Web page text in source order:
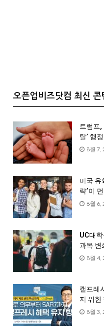
오픈업비즈닷컴 최신 콘
트럼프,
탈’ 행
8월 7,
미국 유
략’이
8월 6,
UC대
과목 변
8월 4,
캘프레
지 위한
8월 3,